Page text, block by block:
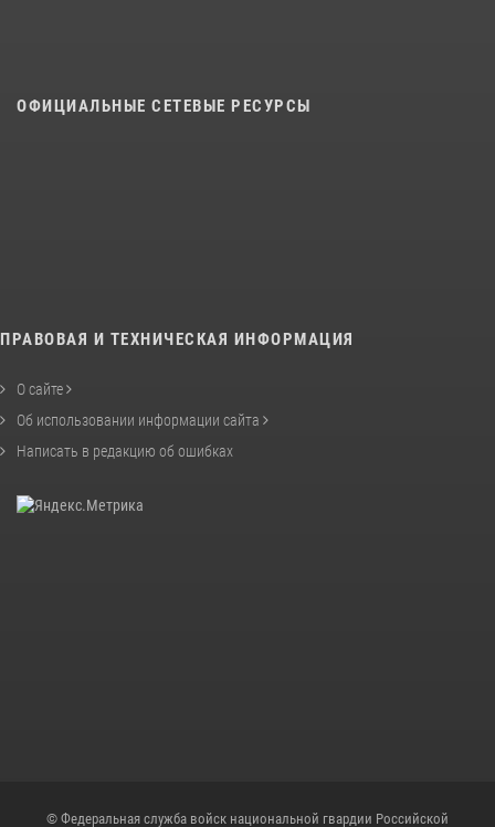
ОФИЦИАЛЬНЫЕ СЕТЕВЫЕ РЕСУРСЫ
ПРАВОВАЯ И ТЕХНИЧЕСКАЯ ИНФОРМАЦИЯ
О сайте
Об использовании информации сайта
Написать в редакцию об ошибках
© Федеральная служба войск национальной гвардии Российской